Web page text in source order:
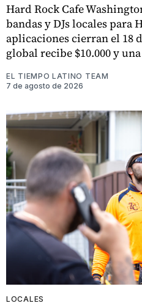
Hard Rock Cafe
bandas y DJs locales para
aplicaciones cierran el 18
global recibe $10.000 y
EL TIEMPO LATINO TEAM
7 de agosto de 2026
LOCALES